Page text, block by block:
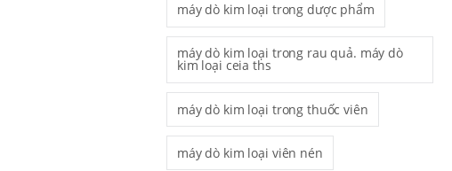
máy dò kim loại trong dược phẩm
máy dò kim loại trong rau quả. máy dò
kim loại ceia ths
máy dò kim loại trong thuốc viên
máy dò kim loại viên nén